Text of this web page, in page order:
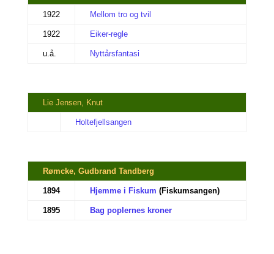
1922 Mellom tro og tvil
1922 Eiker-regle
u.å. Nyttårsfantasi
Lie Jensen, Knut
Holtefjellsangen
Rømcke, Gudbrand Tandberg
1894 Hjemme i Fiskum (Fiskumsangen)
1895 Bag poplernes kroner